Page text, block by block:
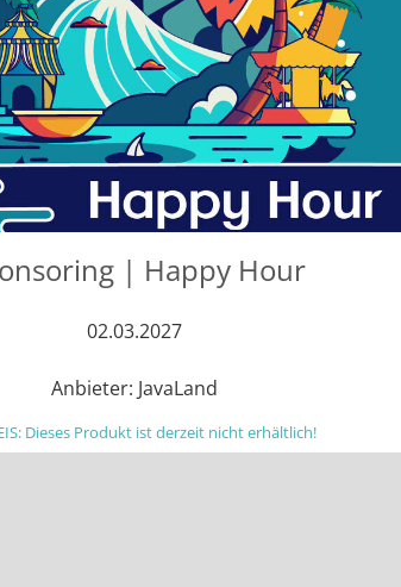
| Happy Hour
02.03.2027
Anbieter: JavaLand
Dieses Produkt ist derzeit nicht erhältlich!